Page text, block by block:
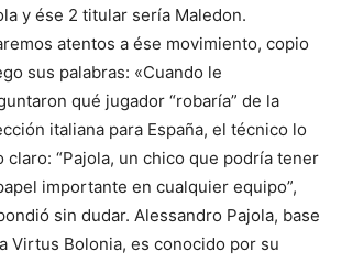
y ése 2 titular sería Maledon.
atentos a ése movimiento, copio
sus palabras: «Cuando le
qué jugador “robaría” de la
italiana para España, el técnico lo
claro: “Pajola, un chico que podría tener
importante en cualquier equipo”,
sin dudar. Alessandro Pajola, base
Virtus Bolonia, es conocido por su